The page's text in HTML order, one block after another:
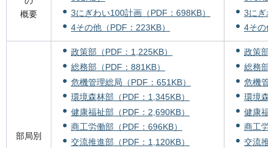
概要
3にぎわい100計画（PDF：698KB）
4その他（PDF：223KB）
3にぎ
4その
部局別
政策部（PDF：1,225KB）
総務部（PDF：881KB）
危機管理総局（PDF：651KB）
環境森林部（PDF：1,345KB）
健康福祉部（PDF：2,690KB）
商工労働部（PDF：696KB）
交流推進部（PDF：1,120KB）
政策部
総務部
危機管
環境森
健康福
商工労
交流推